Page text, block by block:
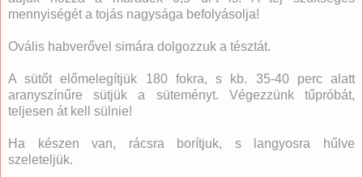
mennyiségét a tojás nagysága befolyásolja!
Ovális habverővel simára dolgozzuk a tésztát.
A sütőt előmelegítjük 180 fokra, s kb. 35-40 perc alatt
aranyszínűre sütjük a süteményt. Végezzünk tűpróbát,
teljesen át kell sülnie!
Ha készen van, rácsra borítjuk, s langyosra hűlve
szeleteljük.